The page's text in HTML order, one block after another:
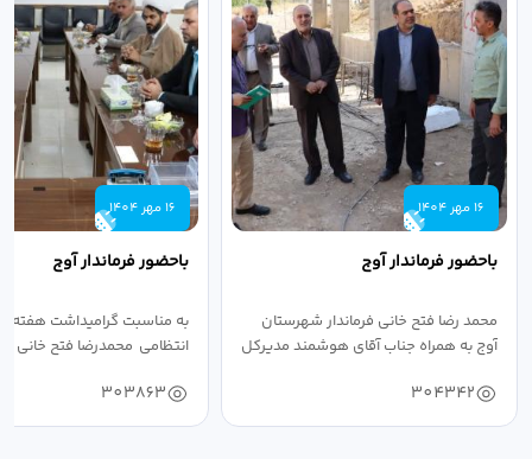
16 مهر 1404
باحضور فرماندار آوج
محمد رضا فتح خانی فرماندار شهرستان
آوج به همراه جناب آقای هوشمند مدیرکل
304342
16 مهر 1404
باحضور فرماندار آوج
به مناسبت گرامیداشت هفته
انتظامی محمدرضا فتح خانی
303863